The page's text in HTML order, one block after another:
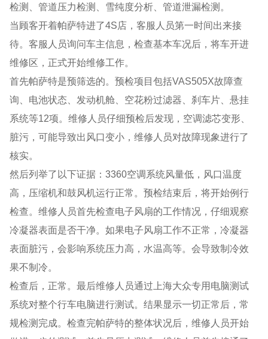
检测、管道压力检测、雪纯度分析、管道泄漏检测。
当顾客开着帕萨特进了4S店，客服人员第一时间出来接
待。客服人员询问车主信息，检查基本车况后，将车开进
维修区，正式开始维修工作。
首先帕萨特是预筛选的。预检项目包括VAS505X故障查
询、电池状态、发动机舱、空花粉过滤器、刹车片、悬挂
系统等12项。维修人员仔细预检后发现，空调滤芯变形、
脏污，可能导致出风口变小，维修人员对故障现象进行了
核实。
然后列举了以下证据：3360空调系统风量低，风口温度
高，压缩机和鼓风机运行正常。预检结束后，将开始例行
检查。维修人员首先检查电子风扇的工作情况，仔细观察
冷凝器表面是否干净。如果电子风扇工作不正常，冷凝器
表面脏污，会影响系统压力高，水温高等。会导致制冷效
果不制冷。
检查后，正常。最后维修人员通过上海大众专用电脑测试
系统对整个行车电脑进行测试。结果显示一切正常后，常
规检测完成。检查完帕萨特的整体状况后，维修人员开始